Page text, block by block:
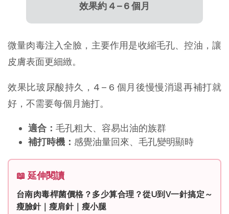
效果約 4 – 6 個月
微量肉毒注入全臉，主要作用是收縮毛孔、控油，讓
皮膚表面更細緻。
效果比玻尿酸持久，4 – 6 個月後慢慢消退再補打就
好，不需要每個月施打。
適合： 毛孔粗大、容易出油的族群
補打時機： 感覺油量回來、毛孔變明顯時
📖 延伸閱讀
台南肉毒桿菌價格？多少算合理？從U到V一針搞定～
瘦臉針｜瘦肩針｜瘦小腿